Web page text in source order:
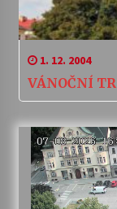
1. 12. 2004
VÁNOČNÍ